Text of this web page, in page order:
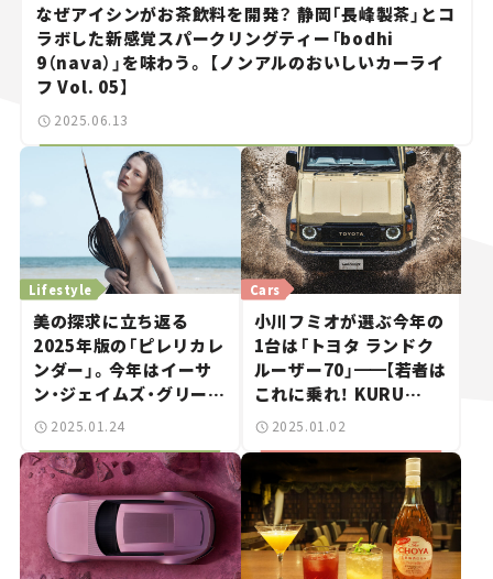
なぜアイシンがお茶飲料を開発？ 静岡「長峰製茶」とコ
ラボした新感覚スパークリングティー「bodhi
9（nava）」を味わう。 【ノンアルのおいしいカーライ
フ Vol. 05】
2025.06.13
Lifestyle
美の探求に立ち返る
2025年版の「ピレリカレ
ンダー」。今年はイーサ
ン・ジェイムズ・グリーン
が撮る！
2025.01.24
Cars
小川フミオが選ぶ今年の
1台は「トヨタ ランドク
ルーザー70」━━【若者は
これに乗れ！ KURU
KURAカー・オブ・ザ・イ
2025.01.02